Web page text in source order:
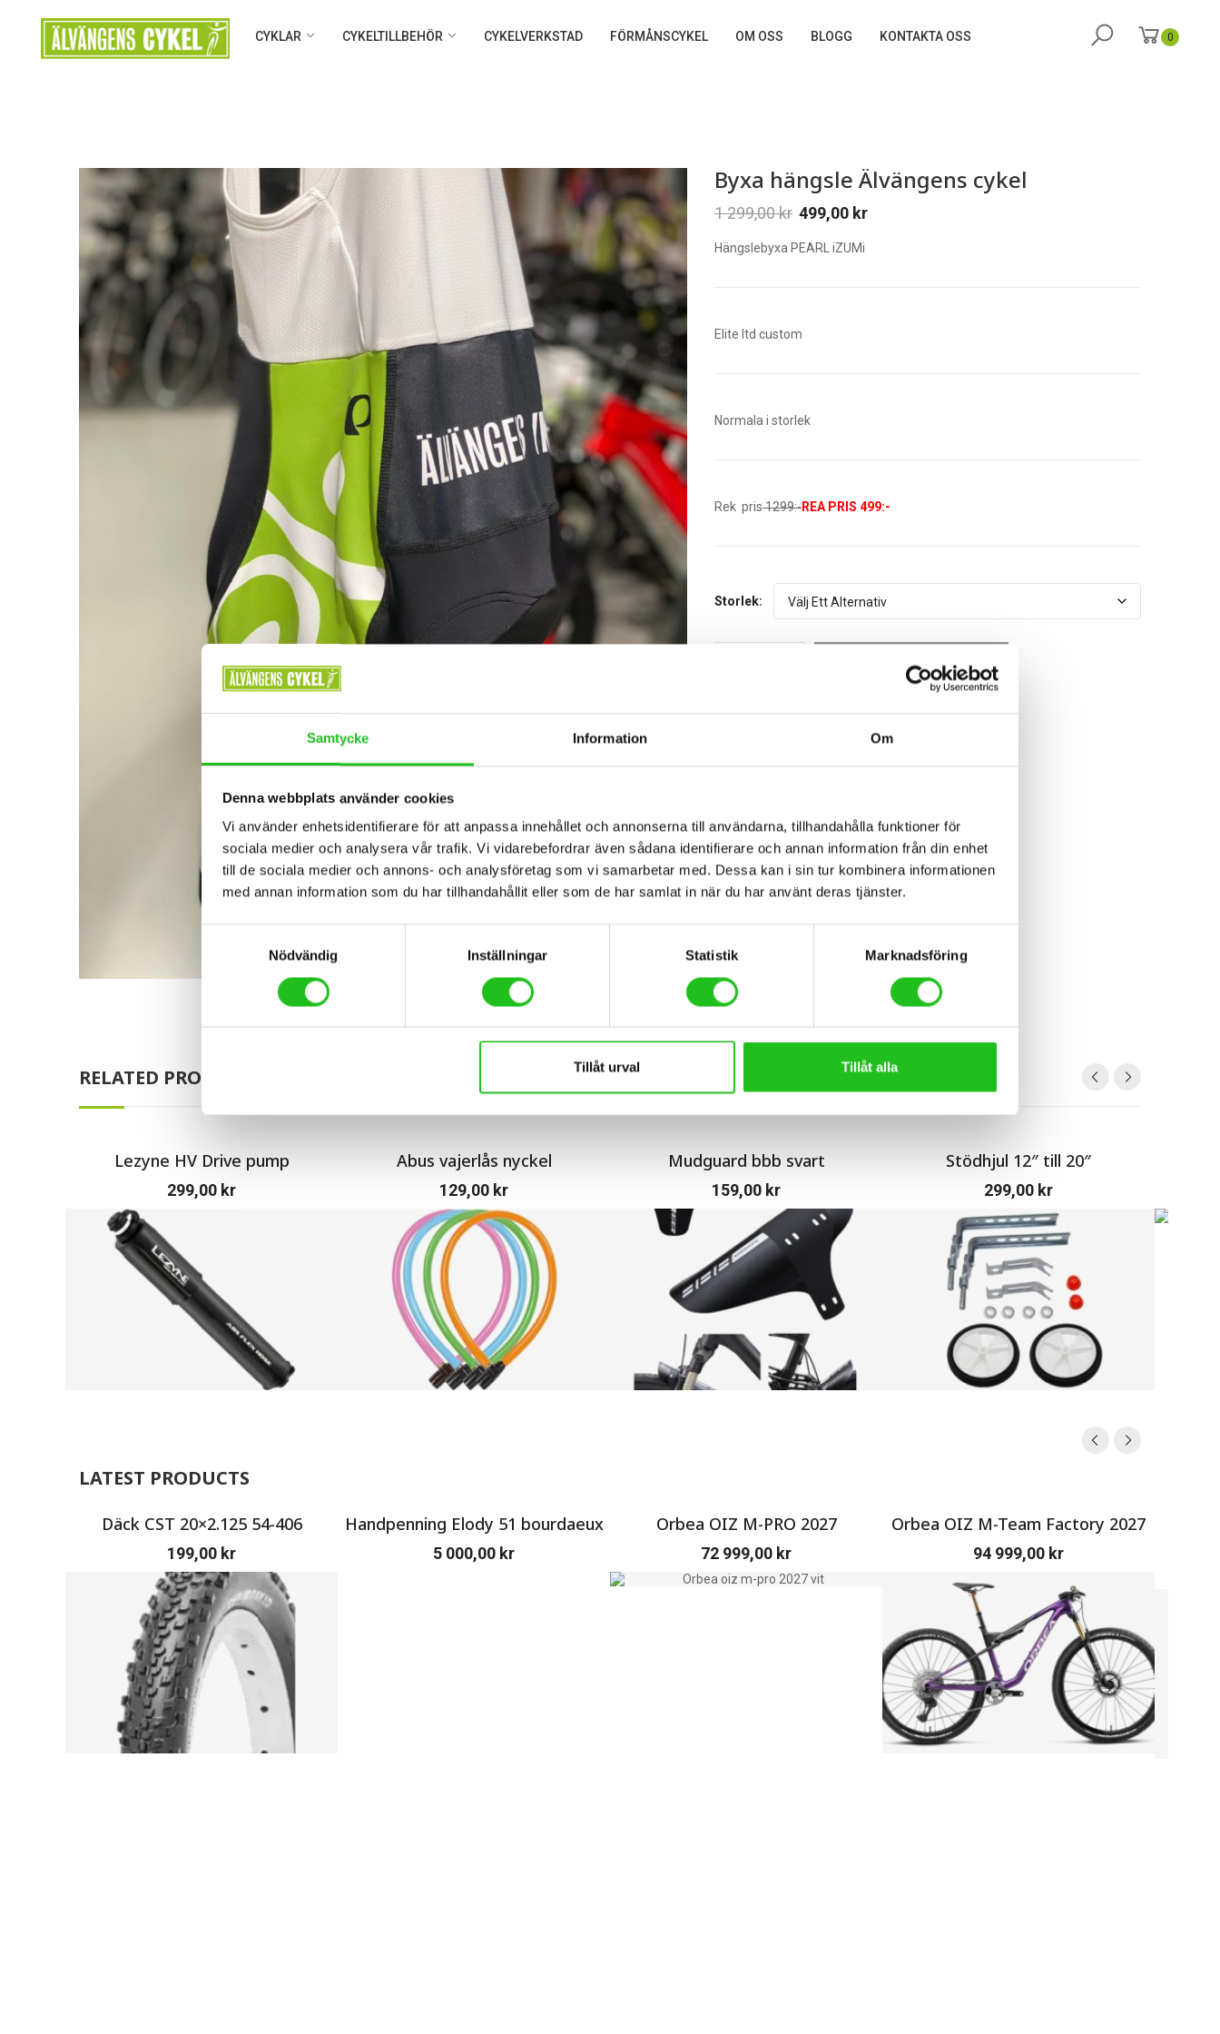
Samtycke Information Om
Denna webbplats använder cookies
Vi använder enhetsidentifierare för att anpassa innehållet och annonserna till användarna, tillhandahålla funktioner för
sociala medier och analysera vår trafik. Vi vidarebefordrar även sådana identifierare och annan information från din enhet
till de sociala medier och annons- och analysföretag som vi samarbetar med. Dessa kan i sin tur kombinera informationen
med annan information som du har tillhandahållit eller som de har samlat in när du har använt deras tjänster.
Nödvändig
Inställningar Statistik Marknadsföring
Tillåt urval Tillåt alla
CYKLAR CYKELTILLBEHÖR CYKELVERKSTAD FÖRMÅNSCYKEL OM OSS BLOGG KONTAKTA OSS 0
Byxa hängsle Älvängens cykel
1 299,00kr 499,00 kr
Hängslebyxa PEARL iZUMi
Elite ltd custom
Normala i storlek
Rek pris1299:-REA PRIS 499:-
Storlek:
RELATED PRODUCTS
Lezyne HV Drive pump
299,00 kr
Abus vajerlås nyckel
129,00 kr
Mudguard bbb svart
159,00 kr
Stödhjul 12″ till 20″
299,00 kr
LATEST PRODUCTS
Däck CST 20×2.125 54-406
199,00 kr
Handpenning Elody 51 bourdaeux
5 000,00 kr
Orbea OIZ M-PRO 2027
72 999,00 kr
Orbea OIZ M-Team Factory 2027
94 999,00 kr